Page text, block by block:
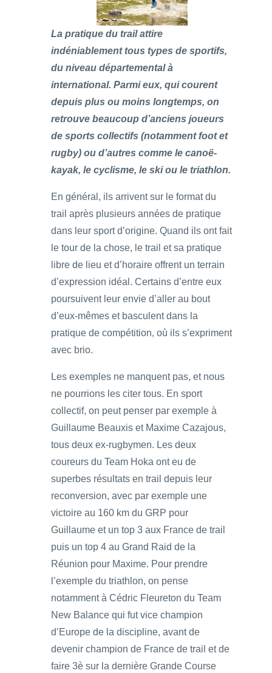
La pratique du trail attire
indéniablement tous types de sportifs,
du niveau départemental à
international. Parmi eux, qui courent
depuis plus ou moins longtemps, on
retrouve beaucoup d’anciens joueurs
de sports collectifs (notamment foot et
rugby) ou d’autres comme le canoë-
kayak, le cyclisme, le ski ou le triathlon.
En général, ils arrivent sur le format du
trail après plusieurs années de pratique
dans leur sport d’origine. Quand ils ont fait
le tour de la chose, le trail et sa pratique
libre de lieu et d’horaire offrent un terrain
d’expression idéal. Certains d’entre eux
poursuivent leur envie d’aller au bout
d’eux-mêmes et basculent dans la
pratique de compétition, où ils s’expriment
avec brio.
Les exemples ne manquent pas, et nous
ne pourrions les citer tous. En sport
collectif, on peut penser par exemple à
Guillaume Beauxis et Maxime Cazajous,
tous deux ex-rugbymen. Les deux
coureurs du Team Hoka ont eu de
superbes résultats en trail depuis leur
reconversion, avec par exemple une
victoire au 160 km du GRP pour
Guillaume et un top 3 aux France de trail
puis un top 4 au Grand Raid de la
Réunion pour Maxime. Pour prendre
l’exemple du triathlon, on pense
notamment à Cédric Fleureton du Team
New Balance qui fut vice champion
d’Europe de la discipline, avant de
devenir champion de France de trail et de
faire 3è sur la dernière Grande Course